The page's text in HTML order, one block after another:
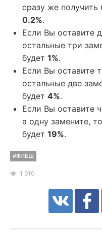
сразу же получить
0.2%.
Если Вы оставите
остальные три
будет 1%.
Если Вы оставите
остальные две
будет 4%.
Если Вы оставите
а одну замените,
будет 19%.
#ФЛЕШ
1 910